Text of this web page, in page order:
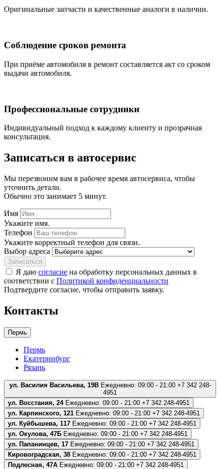
Оригинальные запчасти и качественные аналоги в наличии.
Соблюдение сроков ремонта
При приёме автомобиля в ремонт составляется акт со сроком
выдачи автомобиля.
Профессиональные сотрудники
Индивидуальный подход к каждому клиенту и прозрачная
консультация.
Записаться в автосервис
Мы перезвоним вам в рабочее время автосервиса, чтобы
уточнить детали.
Обычно это занимает 5 минут.
Имя
Укажите имя.
Телефон
Укажите корректный телефон для связи.
Выбор адреса
Записаться
Я даю согласие на обработку персональных данных в
соответствии с Политикой конфиденциальности
Подтвердите согласие, чтобы отправить заявку.
Контакты
Пермь
Пермь
Екатеринбург
Рязань
ул. Василия Васильева, 19ВЕжедневно: 09:00 - 21:00+7 342 248-
4951
ул. Восстания, 24Ежедневно: 09:00 - 21:00 +7 342 248-4951
ул. Карпинского, 121 Ежедневно: 09:00 - 21:00 +7 342 248-4951
ул. Куйбышева, 117 Ежедневно: 09:00 - 21:00 +7 342 248-4951
ул. Окулова, 47Б Ежедневно: 09:00 - 21:00 +7 342 248-4951
ул. Папанинцев, 17 Ежедневно: 09:00 - 21:00 +7 342 248-4951
Кировоградская, 38 Ежедневно: 09:00 - 21:00 +7 342 248-4951
Подлесная, 47А Ежедневно: 09:00 - 21:00 +7 342 248-4951